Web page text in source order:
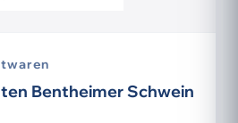
Bentheimer Schwein